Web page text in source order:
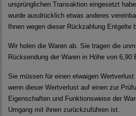
ursprünglichen Transaktion eingesetzt
wurde ausdrücklich etwas anderes
Ihnen wegen dieser Rückzahlung Entgelte
Wir holen die Waren ab. Sie tragen die
Rücksendung der Waren in Höhe von 6,90
Sie müssen für einen etwaigen
wenn dieser Wertverlust auf einen zur
Eigenschaften und Funktionsweise der
Umgang mit ihnen zurückzuführen ist.